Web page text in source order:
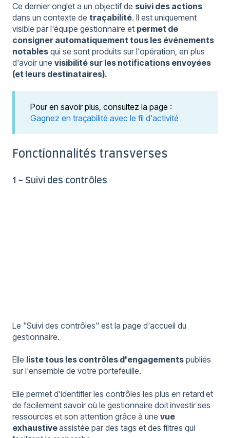
Ce dernier onglet a un objectif de suivi des actions
dans un contexte de traçabilité. Il est uniquement
visible par l'équipe gestionnaire et permet de
consigner automatiquement tous les événements
notables qui se sont produits sur l'opération, en plus
d'avoir une visibilité sur les notifications envoyées
(et leurs destinataires).
Pour en savoir plus, consultez la page :
Gagnez en traçabilité avec le fil d'activité
Fonctionnalités transverses
1 - Suivi des contrôles
Le "Suivi des contrôles" est la page d'accueil du
gestionnaire.
Elle liste tous les contrôles d'engagements publiés
sur l'ensemble de votre portefeuille.
Elle permet d'identifier les contrôles les plus en retard et
de facilement savoir où le gestionnaire doitinvestir ses
ressources et son attention grâce à une vue
exhaustiveassistée par des tags et des filtres qui